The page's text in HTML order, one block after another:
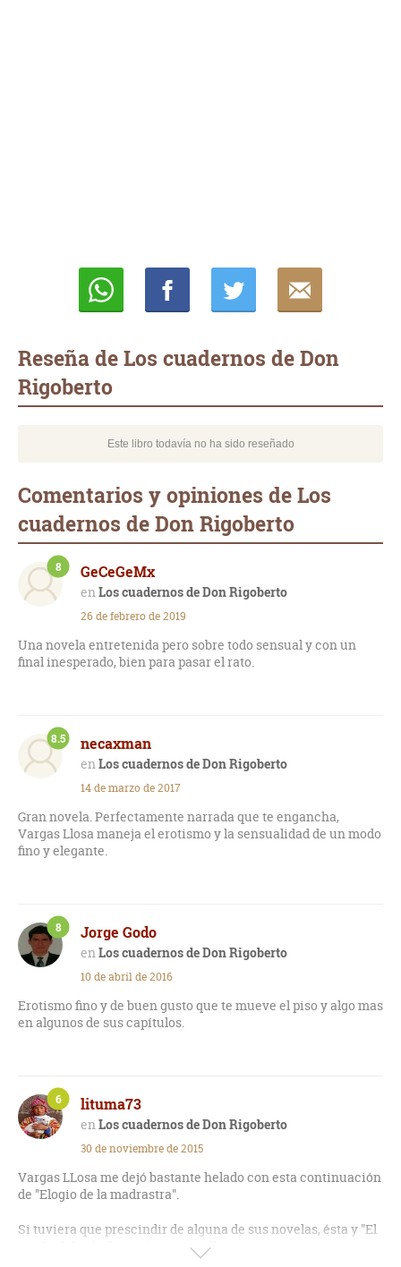
Reseña de Los cuadernos de Don
Rigoberto
Este libro todavía no ha sido reseñado
Comentarios y opiniones de Los
cuadernos de Don Rigoberto
GeCeGeMx
Los cuadernos de Don Rigoberto
8
26 de febrero de 2019
Una novela entretenida pero sobre todo sensual y con un
final inesperado, bien para pasar el rato.
necaxman
Los cuadernos de Don Rigoberto
8.5
14 de marzo de 2017
Gran novela. Perfectamente narrada que te engancha,
Vargas Llosa maneja el erotismo y la sensualidad de un modo
fino y elegante.
Jorge Godo
Los cuadernos de Don Rigoberto
8
10 de abril de 2016
Erotismo fino y de buen gusto que te mueve el piso y algo mas
en algunos de sus capítulos.
lituma73
Los cuadernos de Don Rigoberto
6
30 de noviembre de 2015
Vargas LLosa me dejó bastante helado con esta continuación
de "Elogio de la madrastra".
Si tuviera que prescindir de alguna de sus novelas, ésta y "El
sueño del celta" estarían entre ellas.